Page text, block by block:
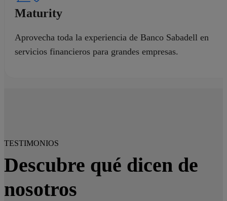
La nueva campaña de Banco Sabadell, una oda a las
personas que hacen.
Descúbrela
Maturity
Aprovecha toda la experiencia de Banco Sabadell en
servicios financieros para grandes empresas.
TESTIMONIOS
Descubre qué dicen de
nosotros